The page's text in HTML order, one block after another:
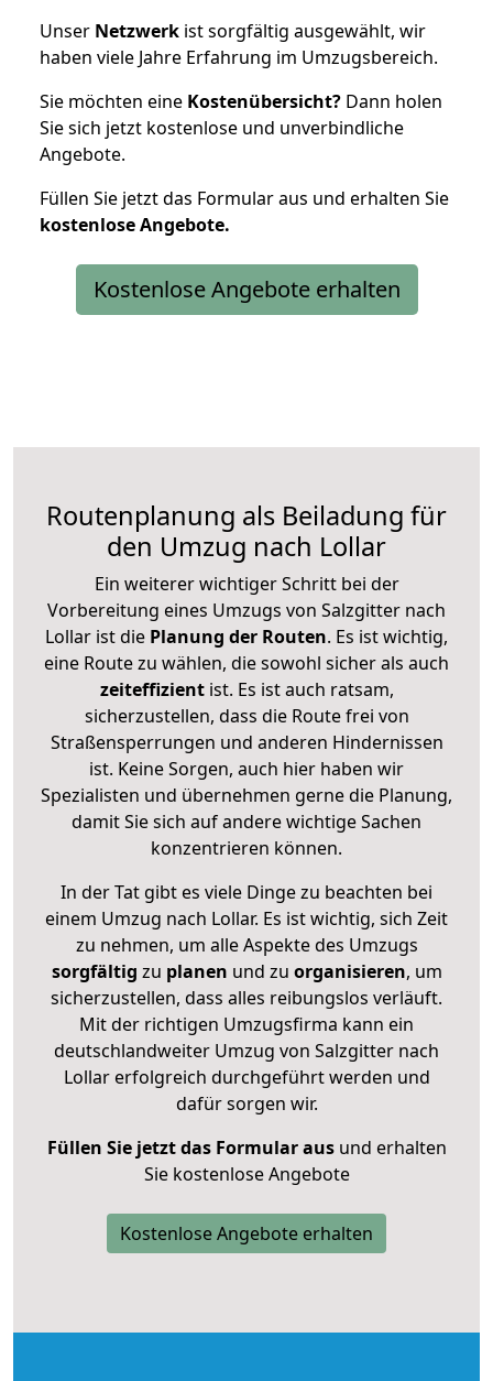
Unser Netzwerk ist sorgfältig ausgewählt, wir
haben viele Jahre Erfahrung im Umzugsbereich.
Sie möchten eine Kostenübersicht? Dann holen
Sie sich jetzt kostenlose und unverbindliche
Angebote.
Füllen Sie jetzt das Formular aus und erhalten Sie
kostenloseAngebote.
Kostenlose Angebote erhalten
Routenplanung als Beiladung für
den Umzug nach Lollar
Ein weiterer wichtiger Schritt bei der
Vorbereitung eines Umzugs von Salzgitter nach
Lollar ist die Planung der Routen. Es ist wichtig,
eine Route zu wählen, die sowohl sicher als auch
zeiteffizientist. Es ist auch ratsam,
sicherzustellen, dass die Route frei von
Straßensperrungen und anderen Hindernissen
ist. Keine Sorgen, auch hier haben wir
Spezialisten und übernehmen gerne die Planung,
damit Sie sich auf andere wichtige Sachen
konzentrieren können.
In der Tat gibt es viele Dinge zu beachten bei
einem Umzug nach Lollar. Es ist wichtig, sich Zeit
zu nehmen, um alle Aspekte des Umzugs
sorgfältig zu planen und zu organisieren, um
sicherzustellen, dass alles reibungslos verläuft.
Mit der richtigen Umzugsfirma kann ein
deutschlandweiter Umzug von Salzgitter nach
Lollar erfolgreich durchgeführt werden und
dafür sorgen wir.
Füllen Sie jetzt das Formular ausund erhalten
Sie kostenlose Angebote
Kostenlose Angebote erhalten